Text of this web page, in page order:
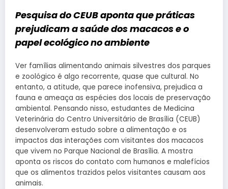
Pesquisa do CEUB aponta que práticas
prejudicam a saúde dos macacos e o
papel ecológico no ambiente
Ver famílias alimentando animais silvestres dos parques
e zoológico é algo recorrente, quase que cultural. No
entanto, a atitude, que parece inofensiva, prejudica a
fauna e ameaça as espécies dos locais de preservação
ambiental. Pensando nisso, estudantes de Medicina
Veterinária do Centro Universitário de Brasília (CEUB)
desenvolveram estudo sobre a alimentação e os
impactos das interações com visitantes dos macacos
que vivem no Parque Nacional de Brasília. A mostra
aponta os riscos do contato com humanos e malefícios
que os alimentos trazidos pelos visitantes causam aos
animais.